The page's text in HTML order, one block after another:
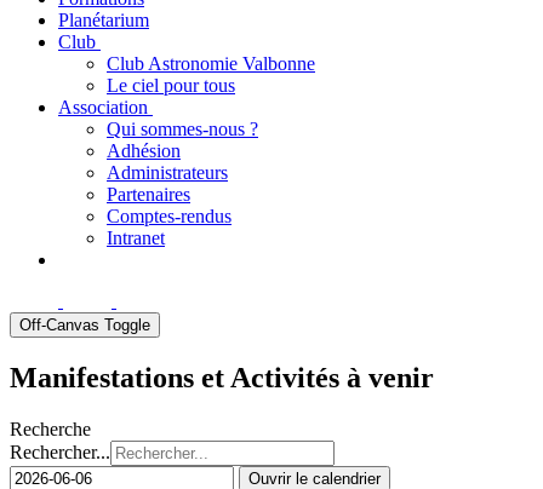
Planétarium
Club
Club Astronomie Valbonne
Le ciel pour tous
Association
Qui sommes-nous ?
Adhésion
Administrateurs
Partenaires
Comptes-rendus
Intranet
Off-Canvas Toggle
Manifestations et Activités à venir
Recherche
Rechercher...
Ouvrir le calendrier